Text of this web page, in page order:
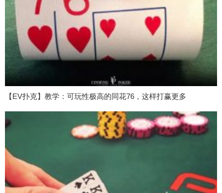
【EV扑克】教学：可玩性极高的同花76，这样打赢更多